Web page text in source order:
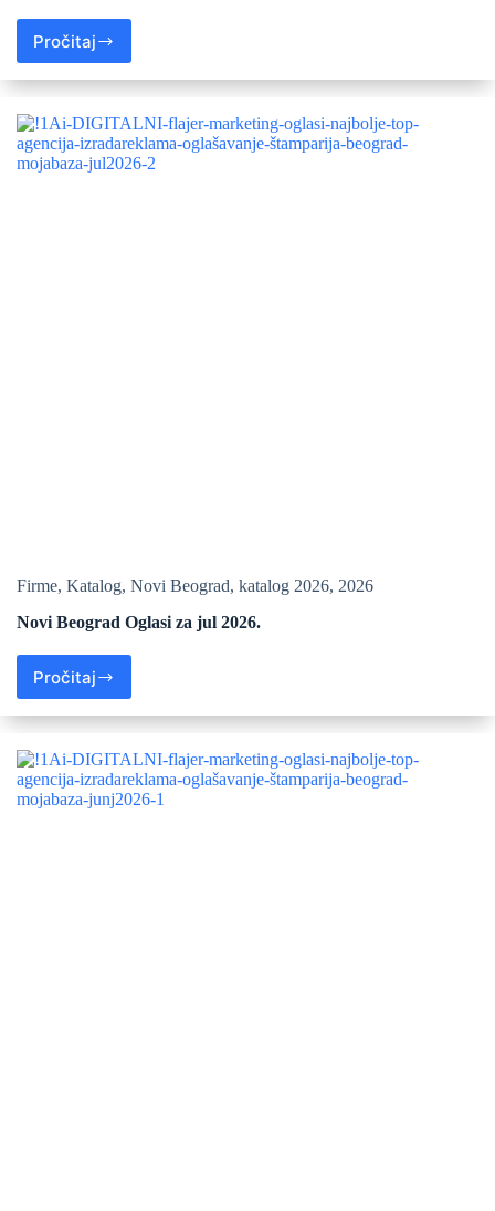
Pročitaj
Firme, Katalog, Novi Beograd, katalog 2026, 2026
Novi Beograd Oglasi za jul 2026.
Pročitaj